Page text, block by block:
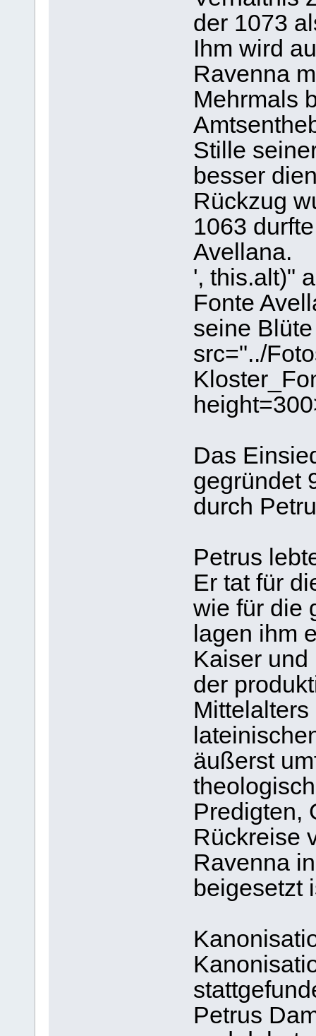
der 1073
Ihm wird
Ravenna
Mehrmals
Stille
besser
Rückzug
1063
Avellana.
', this.alt)"
Fonte
seine
src="../
Das
gegründet
durch
Petrus
Er tat für
wie für die
lagen ihm
Kaiser
der
äußerst
Predigten,
Rückreise
Ravenna
beigesetzt
Petrus